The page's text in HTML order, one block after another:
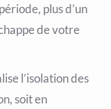
plus d’un
de votre
l’isolation des
soit en